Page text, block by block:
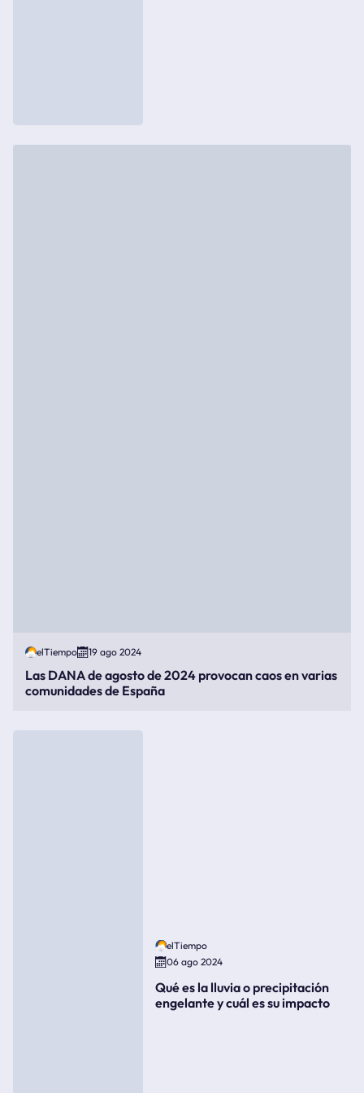
elTiempo 19 ago 2024
Las DANA de agosto de 2024 provocan caos en varias
comunidades de España
elTiempo
06 ago 2024
Qué es la lluvia o precipitación
engelante y cuál es su impacto